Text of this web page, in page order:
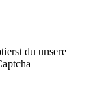
du unsere